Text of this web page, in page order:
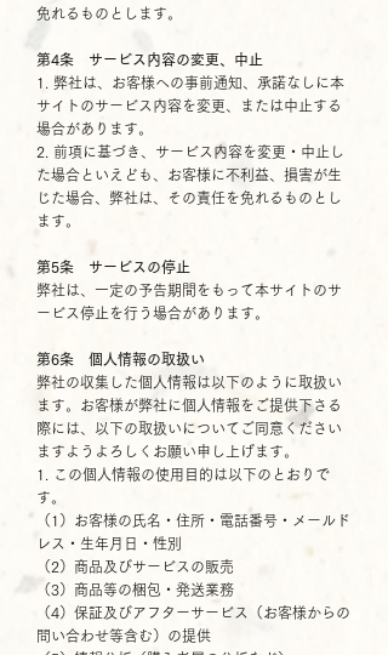
免れるものとします。
第4条 サービス内容の変更、中止
1. 弊社は、お客様への事前通知、承諾なしに本
サイトのサービス内容を変更、または中止する
場合があります。
2. 前項に基づき、サービス内容を変更・中止し
た場合といえども、お客様に不利益、損害が生
じた場合、弊社は、その責任を免れるものとし
ます。
第5条 サービスの停止
弊社は、一定の予告期間をもって本サイトのサ
ービス停止を行う場合があります。
第6条 個人情報の取扱い
弊社の収集した個人情報は以下のように取扱い
ます。お客様が弊社に個人情報をご提供下さる
際には、以下の取扱いについてご同意ください
ますようよろしくお願い申し上げます。
1. この個人情報の使用目的は以下のとおりで
す。
（1）お客様の氏名・住所・電話番号・メールド
レス・生年月日・性別
（2）商品及びサービスの販売
（3）商品等の梱包・発送業務
（4）保証及びアフターサービス（お客様からの
問い合わせ等含む）の提供